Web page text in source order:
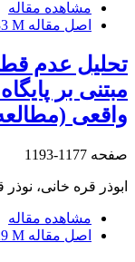
مشاهده مقاله
اصل مقاله M
تحلیل عدم
مبتنی بر
واقعی
صفحه 1177-1193
ابوذر قره خانی، نوذر
مشاهده مقاله
اصل مقاله M